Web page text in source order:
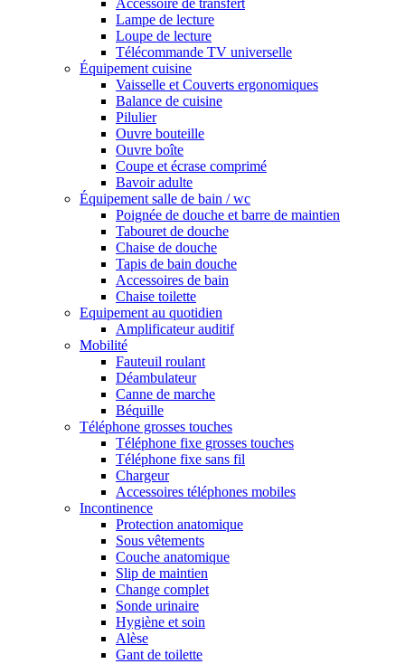
Accessoire de transfert
Lampe de lecture
Loupe de lecture
Télécommande TV universelle
Équipement cuisine
Vaisselle et Couverts ergonomiques
Balance de cuisine
Pilulier
Ouvre bouteille
Ouvre boîte
Coupe et écrase comprimé
Bavoir adulte
Équipement salle de bain / wc
Poignée de douche et barre de maintien
Tabouret de douche
Chaise de douche
Tapis de bain douche
Accessoires de bain
Chaise toilette
Equipement au quotidien
Amplificateur auditif
Mobilité
Fauteuil roulant
Déambulateur
Canne de marche
Béquille
Téléphone grosses touches
Téléphone fixe grosses touches
Téléphone fixe sans fil
Chargeur
Accessoires téléphones mobiles
Incontinence
Protection anatomique
Sous vêtements
Couche anatomique
Slip de maintien
Change complet
Sonde urinaire
Hygiène et soin
Alèse
Gant de toilette